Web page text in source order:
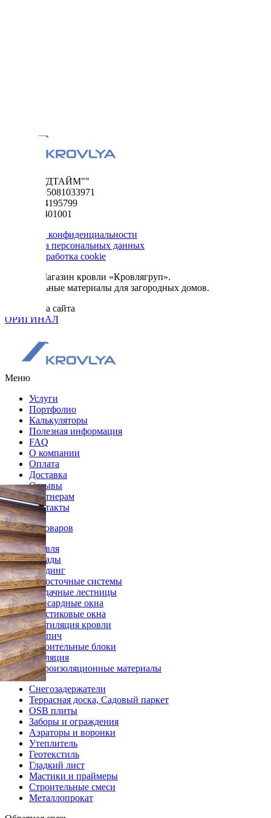
ООО "ФУДТАЙМ""
ОГРН 1195081033971
ИНН 5024195799
КПП 502401001
Политика конфиденциальности
Обработка персональных данных
Сбор и обработка cookie
© 2026. Магазин кровли «Кровлягруп».
Строительные материалы для загородных домов.
Разработка сайта
ОРИГИНАЛ
Меню
Услуги
Портфолио
Калькуляторы
Полезная информация
FAQ
О компании
Оплата
Доставка
Отзывы
Партнерам
Контакты
Каталог товаров
Кровля
Фасады
Сайдинг
Водосточные системы
Чердачные лестницы
Мансардные окна
Пластиковые окна
Вентиляция кровли
Кирпич
Строительные блоки
Изоляция
Гидроизоляционные материалы
Снегозадержатели
Террасная доска, Садовый паркет
OSB плиты
Заборы и ограждения
Аэраторы и воронки
Утеплитель
Геотекстиль
Гладкий лист
Мастики и праймеры
Строительные смеси
Металлопрокат